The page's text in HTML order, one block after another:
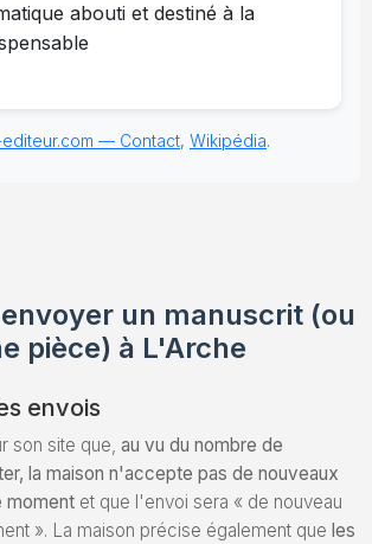
abouti et destiné à la
— Contact, Wikipédia.
un manuscrit (ou
pièce) à L'Arche
envois
son site que, au vu du nombre de
la maison n'accepte pas de nouveaux
moment et que l'envoi sera « de nouveau
». La maison précise également que les